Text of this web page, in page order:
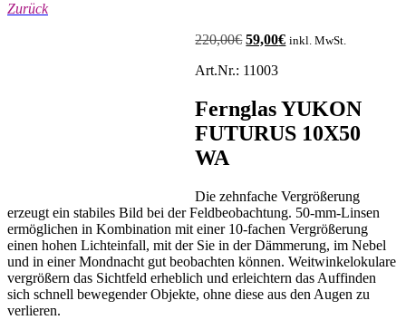
Zurück
220,00€ Ursprünglicher
war:
59,00€ Aktueller
inkl. MwSt.
Art.Nr.: 11003
Fernglas YUKON
FUTURUS 10X50
WA
Die zehnfache Vergrößerung
erzeugt ein stabiles Bild bei der Feldbeobachtung. 50-mm-Linsen
ermöglichen in Kombination mit einer 10-fachen Vergrößerung
einen hohen Lichteinfall, mit der Sie in der Dämmerung, im Nebel
und in einer Mondnacht gut beobachten können. Weitwinkelokulare
vergrößern das Sichtfeld erheblich und erleichtern das Auffinden
sich schnell bewegender Objekte, ohne diese aus den Augen zu
verlieren.